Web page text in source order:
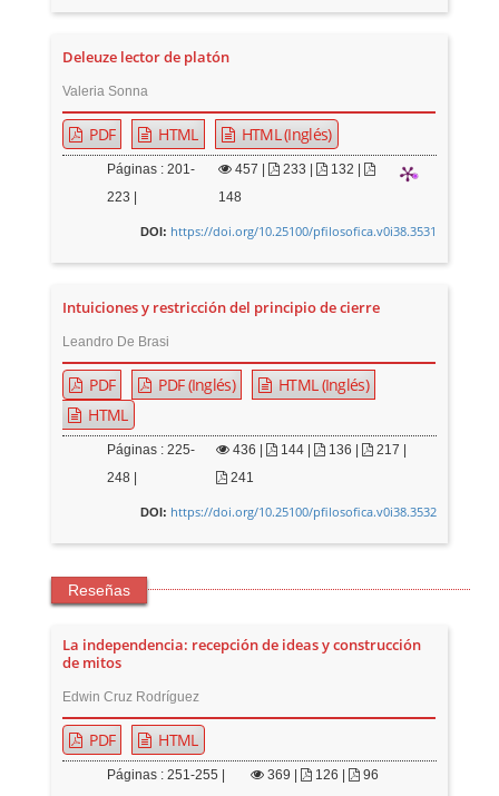
Deleuze lector de platón
Valeria Sonna
PDF HTML HTML (Inglés)
Páginas : 201-
223 |
457 | 233 |
132 |
148
DOI: https://doi.org/10.25100/pfilosofica.v0i38.3531
Intuiciones y restricción del principio de cierre
Leandro De Brasi
PDF PDF (Inglés)
HTML (Inglés)
HTML
Páginas : 225-
248 |
436 | 144 | 136 |
217 |
241
DOI: https://doi.org/10.25100/pfilosofica.v0i38.3532
Reseñas
La independencia: recepción de ideas y construcción
de mitos
Edwin Cruz Rodríguez
PDF HTML
Páginas : 251-255 | 369 | 126 | 96